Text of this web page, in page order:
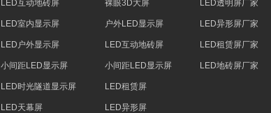
LED互动地砖屏
LED室内显示屏
LED户外显示屏
小间距LED显示屏
LED时光隧道显示屏
LED天幕屏
裸眼3D大屏
户外LED显示屏
LED互动地砖屏
小间距LED显示屏
LED租赁屏
LED异形屏
LED透明屏厂家
LED异形屏厂家
LED租赁屏厂家
LED地砖屏厂家